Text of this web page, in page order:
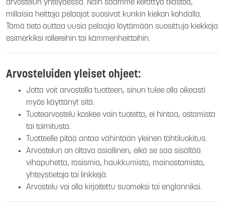
arvostelun yhteydessä. Näin saamme kerättyä tilastoa,
millaisia heittoja pelaajat suosivat kunkin kiekon kohdalla.
Tämä tieto auttaa uusia pelaajia löytämään suosittuja kiekkoja
esimerkiksi rollereihin tai kämmenheittoihin.
Arvosteluiden yleiset ohjeet:
Jotta voit arvostella tuotteen, sinun tulee olla oikeasti
myös käyttänyt sitä.
Tuotearvostelu koskee vain tuotetta, ei hintaa, ostamista
tai toimitusta.
Tuotteelle pitää antaa vähintään yleinen tähtiluokitus.
Arvostelun on oltava asiallinen, eikä se saa sisältää
vihapuhetta, rasismia, haukkumista, mainostamista,
yhteystietoja tai linkkejä.
Arvostelu voi olla kirjoitettu suomeksi tai englanniksi.